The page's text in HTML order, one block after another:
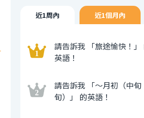
近1周內 近1個月內
請告訴我 「旅途愉快！」
英語！
請告訴我 「〜月初（中旬
旬）」 的英語！